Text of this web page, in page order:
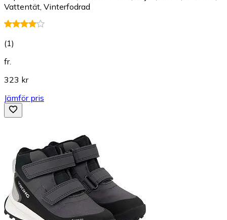
Vattentät, Vinterfodrad
(1)
fr.
323 kr
Jämför pris